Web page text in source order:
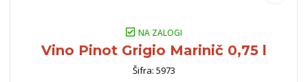
NA ZALOGI
Vino Pinot Grigio Marinič 0,75 l
Šifra: 5973